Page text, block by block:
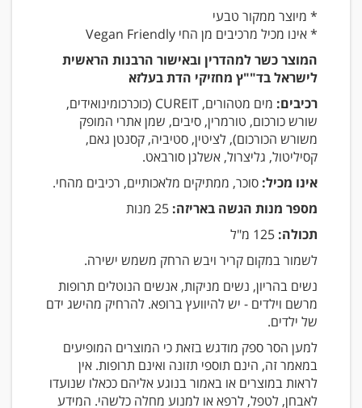
* מיוצר ממקור טבעי
* אינו מכיל מרכיבים מן החי Vegan Friendly
המוצר כשר למהדרין ובאישור הרבנות הראשית
לישראל בד""ץ מחזיקי הדת בעלזא
רכיבים:
מים מטהורים, CUREIT (כוכרכומינואידים,
שורש כורכום, טורמרין, סיבים, שמן אתרי המופק
משורש הכורכום), לציטין, סטיביה, קסנטן גאם,
קסיליטול, גליצרול, אשלגן סורבאט.
אינו מכיל: סוכר, ממתיקים מלאכותיים, רכיבים מהחי.
מספר מנות הגשה באריזה: 25 מנות
תכולה: 125 מ"ל
לשמור במקום קריר ויבש הרחק משמש ישירה.
נשים בהריון, נשים מניקות, אנשים הנוטלים תרופות
מרשם וילדים - יש להיוועץ ברופא. להרחיק מהישג ידם
של ילדים.
למען הסר ספק מודגש בזאת כי המוצרים המופיעים
במאמר זה, הינם תוספי תזונה ואינם תרופות. אין
לראות במוצרים או באמור בנוגע אליהם ככאלו שנועדו
לאבחן, לטפל, לרפא או למנוע מחלה כלשהי. המידע